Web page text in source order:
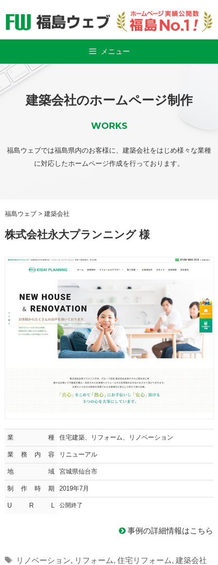
メニュー
建築会社のホームページ制作
WORKS
福島ウェブでは福島県内のお客様に、建築会社をはじめ様々な業種
に対応したホームページ作成を行っております。
福島ウェブ > 建築会社
株式会社永大プランニング 様
業種 住宅建築、リフォーム、リノベーション
業務内容 リニューアル
地域 宮城県仙台市
制作時期 2019年7月
U R L 公開終了
事例の詳細情報はこちら
Tags
リノベーション, リフォーム, 住宅リフォーム, 建築会社